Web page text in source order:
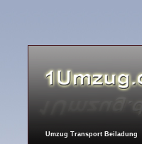
Umzug Transport Beiladung